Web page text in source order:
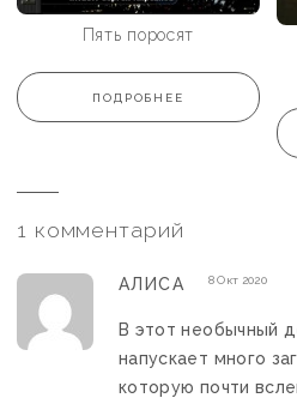
Пять поросят
ПОДРОБНЕЕ
1 комментарий
АЛИСА 8 Окт 2020
В этот необычный
напускает много
которую почти